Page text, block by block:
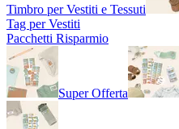
Timbro per Vestiti e Tessuti
Tag per Vestiti
Pacchetti Risparmio
Super Offerta